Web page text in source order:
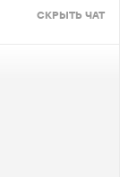
СКРЫТЬ ЧАТ